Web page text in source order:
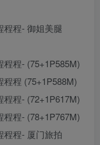
程程- 御姐美腿
程程- (75+1P585M)
程程 (75+1P588M)
程程- (72+1P617M)
程程- (78+1P767M)
程程- 厦门旅拍